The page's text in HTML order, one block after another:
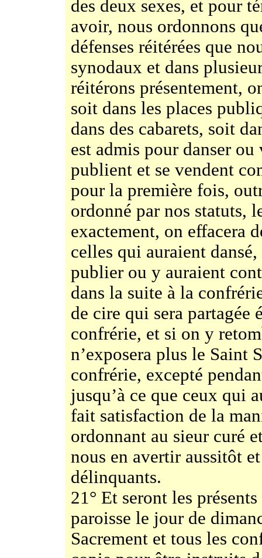
des deux sexes, et pour
avoir, nous ordonnons
défenses réitérées que
synodaux et dans
réitérons présentement,
soit dans les places
dans des cabarets, soit
est admis pour danser ou
publient et se vendent
pour la première fois,
ordonné par nos statuts,
exactement, on effacera
celles qui auraient
publier ou y auraient
dans la suite à la
de cire qui sera partagée
confrérie, et si on y
n’exposera plus le Saint
confrérie, excepté
jusqu’à ce que ceux qui
fait satisfaction de la
ordonnant au sieur curé
nous en avertir aussitôt
délinquants.
21° Et seront les
paroisse le jour de
Sacrement et tous les